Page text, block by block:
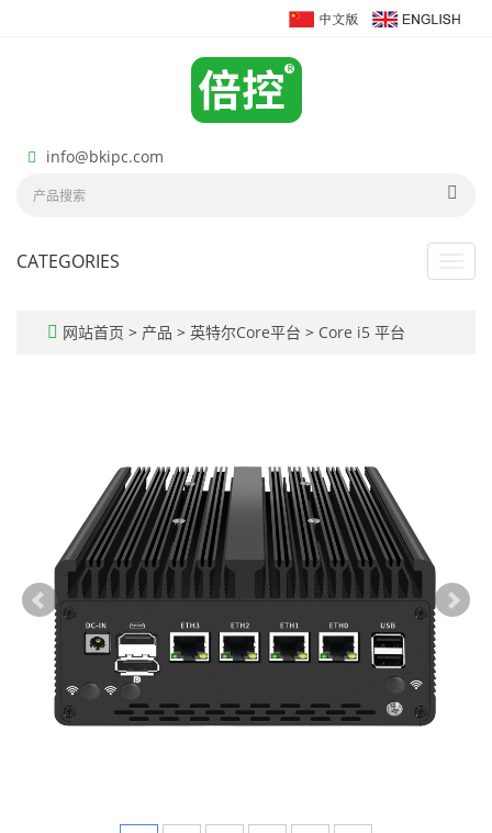
info@bkipc.com
CATEGORIES
网站首页 > 产品 > 英特尔Core平台 > Core i5 平台